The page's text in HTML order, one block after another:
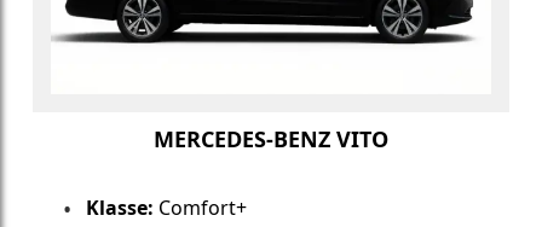
MERCEDES-BENZ VITO
Klasse: Comfort+